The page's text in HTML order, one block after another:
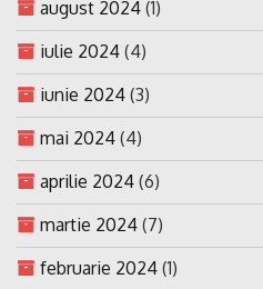
august 2024 (1)
iulie 2024 (4)
iunie 2024 (3)
mai 2024 (4)
aprilie 2024 (6)
martie 2024 (7)
februarie 2024 (1)